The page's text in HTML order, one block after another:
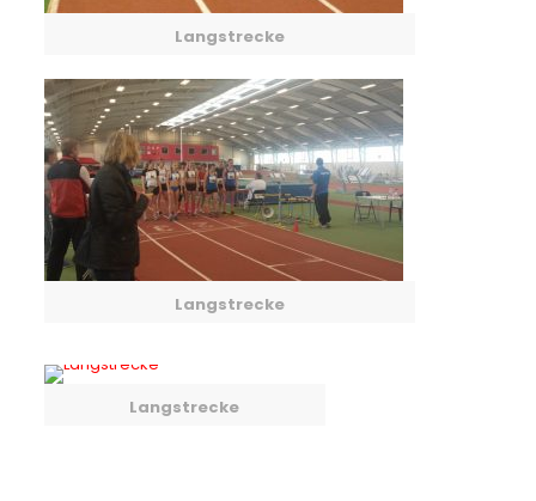
Langstrecke
Langstrecke
Langstrecke